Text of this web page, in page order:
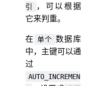
引
，可以根据
它来判重。
在 单个 数据库
中，主键可以通
过
AUTO_INCREMEN